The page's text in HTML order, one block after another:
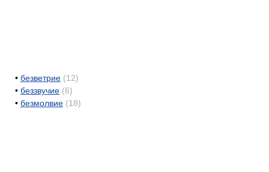
• безветрие (12)
• беззвучие (6)
• безмолвие (18)